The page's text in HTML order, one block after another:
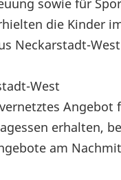
sowie für
die Kinder
Neckarstadt-
West
erhalten,
am